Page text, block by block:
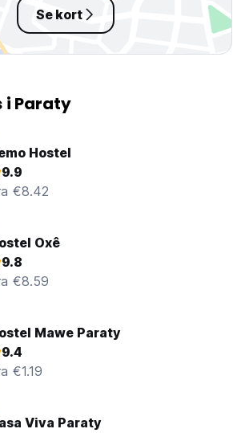
Se kort
i Paraty
Hostel
9.9
€8.42
Oxê
9.8
€8.59
Mawe Paraty
9.4
€1.19
Viva Paraty